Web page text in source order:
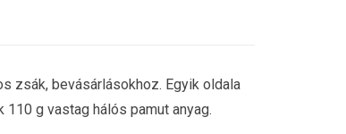
zsák, bevásárlásokhoz. Egyik oldala
g vastag hálós pamut anyag.